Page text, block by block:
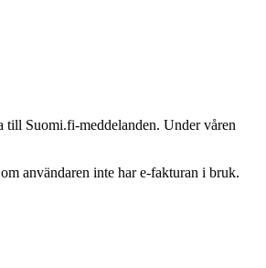
till Suomi.fi-meddelanden. Under våren
användaren inte har e-fakturan i bruk.